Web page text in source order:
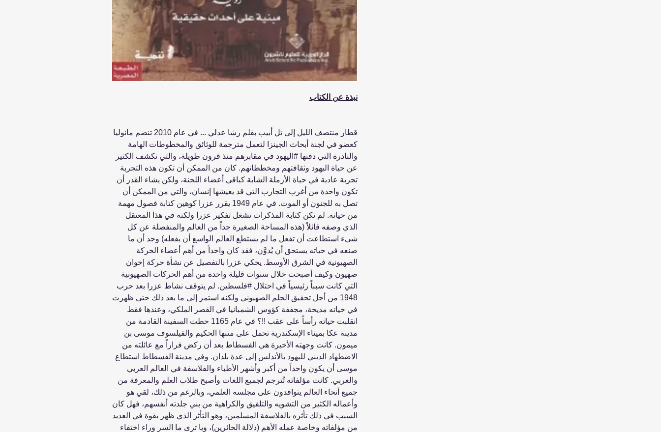
نبذة عن الكتاب
قطار منتصف الليل إلى تل أبيب بقلم رشا عدلي ... في عام 2010 تنضم مانوليا
كعضو في لجنة أبحاث الجينزا لتعمل مترجمة للوثائق والمخطوطات الهامة
والنادرة التي دفنها #اليهود في مقابرهم منذ قرون طويلة، والتي تكشف الكثير
عن حياة اليهود وثقافتهم ومخططاتهم. كان من الممكن أن تكون هذه التجربة
تجربة عادية في حياة الأرملة الشابة كباقي أعضاء اللجنة، ولكن يشاء القدر أن
تكون واحدة من أغرب التجارب التي قد يعيشها إنسان، والتي من الممكن أن
تصل به للجنون أو الموت. في عام 1949 يقرر عزرا كوهين كتابة فصول مهمة
من حياته. لم تكن كتابة المذكرات تشغل تفكير عزرا ولكنه في هذا المعتقل
الذي وصفه قائلاً (هذه المساحة الصغيرة جداً من العالم والمنفصلة عن كل
شيء استطاعت أن تفعل ما لم يستطع العالم الواسع أن يفعله) وجد أن ما
صنعه في حياته يستحق أن يُدوَّن، فقد كان واحداً من أهم أعضاء الحركة
الصهيونية في الشرق الأوسط. يحكي عزرا بالتفصيل عن نشأة حركة إخوان
صهيون وكيف أصبحت خلال سنوات قليلة واحدة من أهم الحركات الصهيونية
التي كانت سبباً رئيسياً في احتلال #فلسطين. لم يتوقف نشاط عزرا بعد حرب
1948 من أجل تحقيق الحلم الصهيوني ولكنه استمر إلى ما بعد ذلك حتى ظهرت
في حياته مديحة، مجففة كؤوس الشمبانيا في القصر الملكي، وعندها فقط
انقلبت حياته رأساً على عقب !!؟ في عام 1165 حطت السفينة القادمة من
مدينة عكا بميناء الإسكندرية تحمل على متنها الحكيم والفيلسوف موسى بن
ميمون. كانت وجهته الأخيرة هي الفسطاط بعد أن ركض فراراً مع عائلته من
الاضطهاد الديني لليهود بالأندلس إلى عدة بلدان. وفي مدينة الفسطاط استطاع
موسى أن يكون واحداً من أكبر وأشهر الأطباء والفلاسفة في العالم العربي
والغربي. كانت مؤلفاته تُترجم لجميع اللغات وأصبح طلاب العلم والمعرفة من
جميع أنحاء العالم يتوافدون على مجلسه العلمي، وبالرغم من ذلك، لقي هو
وأعماله الكثير من التشويه والتلفيق والكراهية من بني جلدته أنفسهم، فهل كان
السبب في ذلك تأثره بالفلاسفة المسلمين، وهو التأثر الذي ظهر بقوة في العديد
من مؤلفاته وخاصة عمله الأهم (دلالة الحائرين)، ويا ترى ما السر وراء اختفاء